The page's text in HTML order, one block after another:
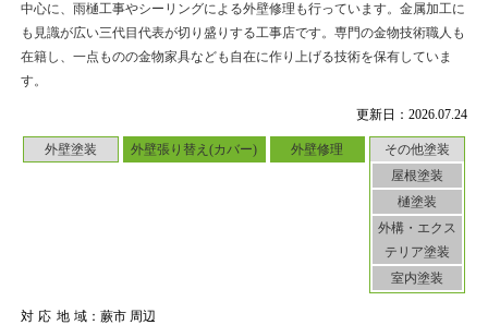
更新日：2026.07.24
外壁塗装 外壁張り替え(カバー) 外壁修理
その他塗装
屋根塗装
樋塗装
外構・エクス
テリア塗装
室内塗装
対応地域：蕨市 周辺
中心に、雨樋工事やシーリングによる外壁修理も行っています。金属加工に
も見識が広い三代目代表が切り盛りする工事店です。専門の金物技術職人も
在籍し、一点ものの金物家具なども自在に作り上げる技術を保有していま
す。